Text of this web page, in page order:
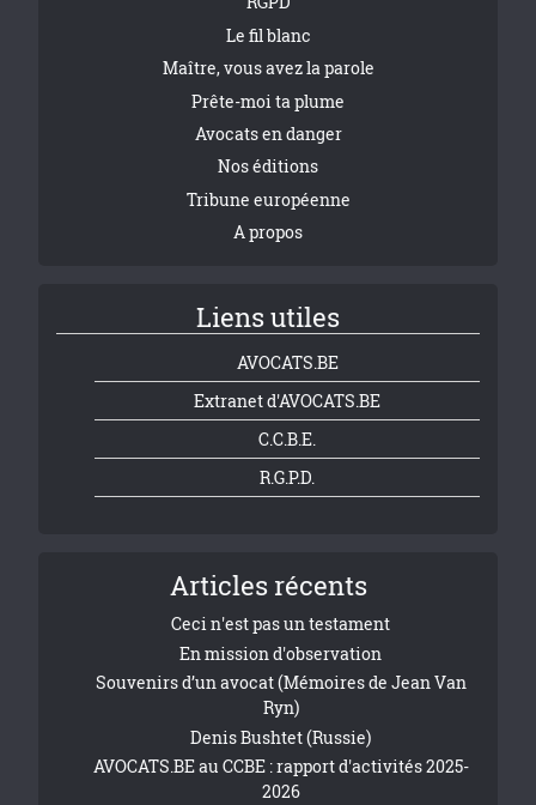
Le fil blanc
Maître, vous avez la parole
Prête-moi ta plume
Avocats en danger
Nos éditions
Tribune européenne
A propos
Liens utiles
AVOCATS.BE
Extranet d'AVOCATS.BE
C.C.B.E.
R.G.P.D.
Articles récents
Ceci n'est pas un testament
En mission d'observation
Souvenirs d’un avocat (Mémoires de Jean Van
Ryn)
Denis Bushtet (Russie)
AVOCATS.BE au CCBE : rapport d'activités 2025-
2026